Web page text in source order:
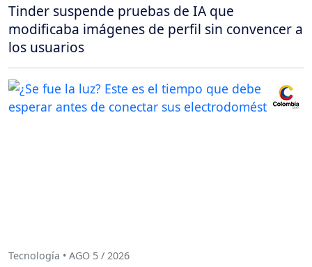
Tinder suspende pruebas de IA que
modificaba imágenes de perfil sin convencer a
los usuarios
Tecnología • AGO 5 / 2026